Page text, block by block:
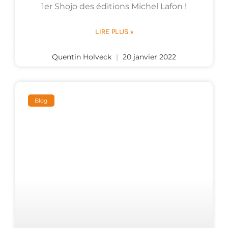
1er Shojo des éditions Michel Lafon !
LIRE PLUS »
Quentin Holveck 20 janvier 2022
Blog